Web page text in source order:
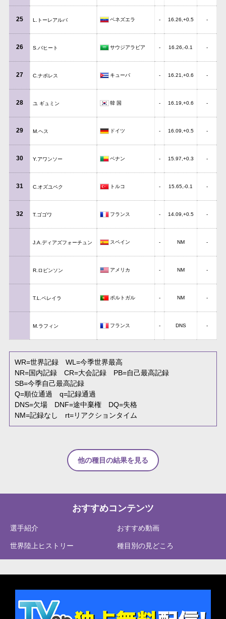
25 L.トーレアルバ ベネズエラ - 16.26,+0.5 -
26 S.バヒート サウジアラビア - 16.26,-0.1 -
27 C.ナポレス キューバ - 16.21,+0.6 -
28 ユ ギュミン 韓 国 - 16.19,+0.6 -
29 M.ヘス ドイツ - 16.09,+0.5 -
30 Y.アワンソー ベナン - 15.97,+0.3 -
31 C.オズユペク トルコ - 15.65,-0.1 -
32 T.ゴゴワ フランス - 14.09,+0.5 -
J.A.ディアズフォーチュン スペイン - NM -
R.ロビンソン アメリカ - NM -
T.L.ペレイラ ポルトガル - NM -
M.ラフィン フランス - DNS -
WR=世界記録 WL=今季世界最高
NR=国内記録 CR=大会記録 PB=自己最高記録
SB=今季自己最高記録
Q=順位通過 q=記録通過
DNS=欠場 DNF=途中棄権 DQ=失格
NM=記録なし rt=リアクションタイム
他の種目の結果を見る
おすすめコンテンツ
選手紹介 おすすめ動画
世界陸上ヒストリー 種目別の見どころ